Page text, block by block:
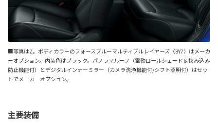
■写真はZ。ボディカラーのフォースブルーマルティプルレイヤーズ〈8Y7〉はメーカ
ーオプション。内装色はブラック。パノラマルーフ（電動ロールシェード＆挟み込み
防止機能付）とデジタルインナーミラー（カメラ洗浄機能付/シフト照明付）はセッ
トでメーカーオプション。
主要装備